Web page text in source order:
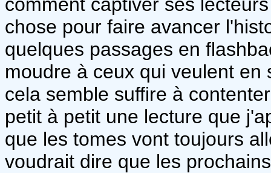
chose pour faire avancer
quelques passages en
moudre à ceux qui veulent
cela semble suffire à
petit à petit une lecture que
que les tomes vont toujours
voudrait dire que les